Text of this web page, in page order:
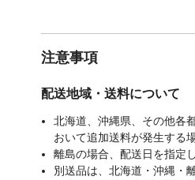
注意事項
配送地域・送料について
北海道、沖縄県、その他各
おいて追加送料が発生する
離島の場合、配送日を指定
別送品は、北海道・沖縄・